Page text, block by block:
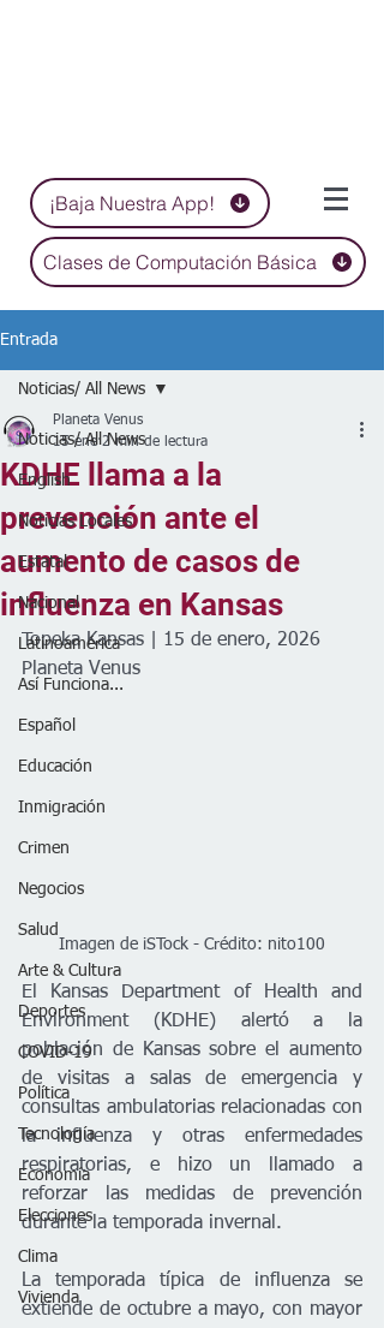
¡Baja Nuestra App!
Clases de Computación Básica
Entrada
Noticias/ All News
English
Noticias Locales
Estatal
Nacional
Latinoamérica
Así Funciona...
Español
Educación
Inmigración
Crimen
Negocios
Salud
Arte & Cultura
Deportes
COVID-19
Política
Tecnología
Economía
Elecciones
Clima
Vivienda
Noticias/ All News
KDHE llama a la
prevención ante el
aumento de casos de
influenza en Kansas
Planeta Venus
15 ene 2 min de lectura
Topeka Kansas | 15 de enero, 2026
Planeta Venus
Imagen de iSTock - Crédito: nito100
El Kansas Department of Health and
Environment (KDHE) alertó a la
población de Kansas sobre el aumento
de visitas a salas de emergencia y
consultas ambulatorias relacionadas con
la influenza y otras enfermedades
respiratorias, e hizo un llamado a
reforzar las medidas de prevención
durante la temporada invernal.
La temporada típica de influenza se
extiende de octubre a mayo, con mayor